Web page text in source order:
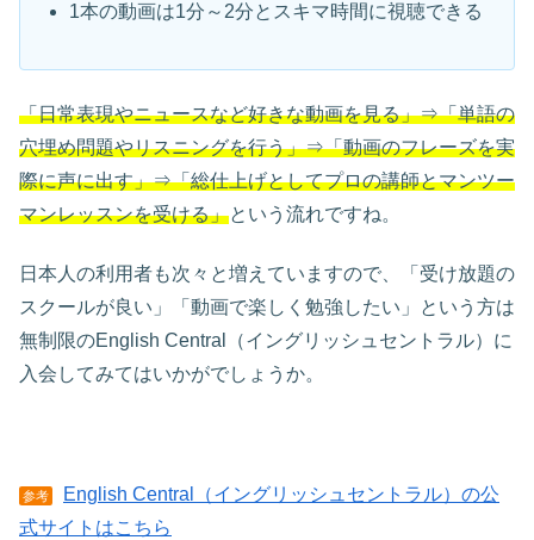
1本の動画は1分～2分とスキマ時間に視聴できる
「日常表現やニュースなど好きな動画を見る」⇒「単語の
穴埋め問題やリスニングを行う」⇒「動画のフレーズを実
際に声に出す」⇒「総仕上げとしてプロの講師とマンツー
マンレッスンを受ける」という流れですね。
日本人の利用者も次々と増えていますので、「受け放題の
スクールが良い」「動画で楽しく勉強したい」という方は
無制限のEnglish Central（イングリッシュセントラル）に
入会してみてはいかがでしょうか。
参考
English Central（イングリッシュセントラル）の公
式サイトはこちら